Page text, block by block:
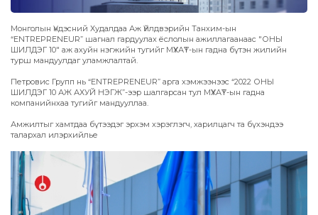
Монголын Үндэсний Худалдаа Аж Үйлдвэрийн Танхим-ын
“ENTREPRENEUR” шагнал гардуулах ёслолын ажиллагаанаас "ОНЫ
ШИЛДЭГ 10" аж ахуйн нэгжийн тугийг МҮХАҮТ-ын гадна бүтэн жилийн
турш мандуулдаг уламжлалтай.
Петровис Групп нь “ENTREPRENEUR” арга хэмжээнээс “2022 ОНЫ
ШИЛДЭГ 10 АЖ АХУЙ НЭГЖ”-ээр шалгарсан тул МҮХАҮТ-ын гадна
компанийнхаа тугийг мандууллаа.
Амжилтыг хамтдаа бүтээдэг эрхэм хэрэглэгч, харилцагч та бүхэндээ
талархал илэрхийлье